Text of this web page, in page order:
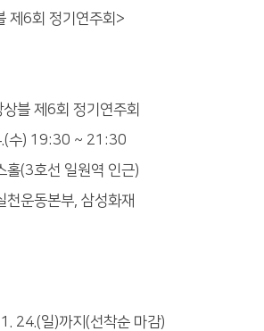
제6회 정기연주회>
블 제6회 정기연주회
수) 19:30 ~ 21:30
(3호선 일원역 인근)
운동본부, 삼성화재
24.(일)까지(선착순 마감)